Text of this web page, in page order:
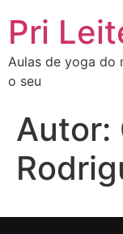
Pri
Aulas de yoga do
o seu
Autor: